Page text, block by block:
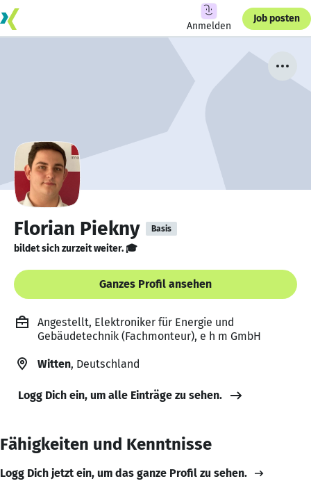
Anmelden
Job posten
Florian Piekny Basis
bildet sich zurzeit weiter. 🎓
Ganzes Profil ansehen
Angestellt, Elektroniker für Energie und
Gebäudetechnik (Fachmonteur), e h m GmbH
Witten, Deutschland
Logg Dich ein, um alle Einträge zu sehen.
Fähigkeiten und Kenntnisse
Logg Dich jetzt ein, um das ganze Profil zu sehen.